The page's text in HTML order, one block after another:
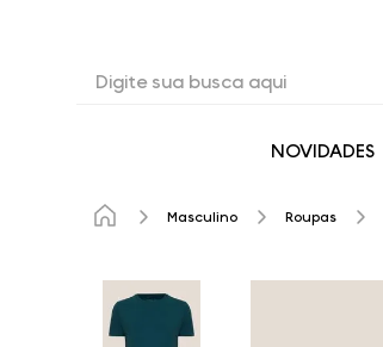
NOVIDADES
Masculino Roupas